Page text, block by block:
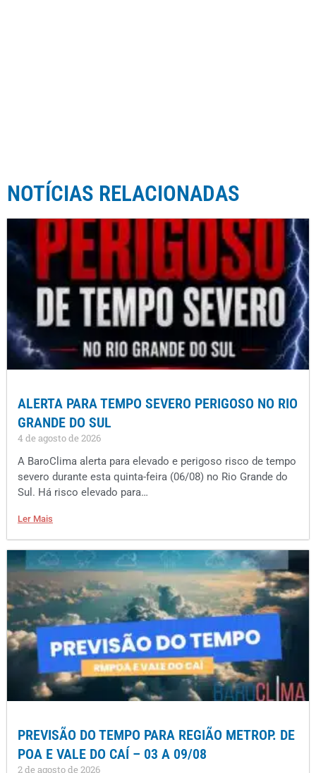
NOTÍCIAS RELACIONADAS
ALERTA PARA TEMPO SEVERO PERIGOSO NO RIO
GRANDE DO SUL
4 de agosto de 2026
A BaroClima alerta para elevado e perigoso risco de tempo
severo durante esta quinta-feira (06/08) no Rio Grande do
Sul. Há risco elevado para…
Ler Mais
PREVISÃO DO TEMPO PARA REGIÃO METROP. DE
POA E VALE DO CAÍ – 03 A 09/08
2 de agosto de 2026